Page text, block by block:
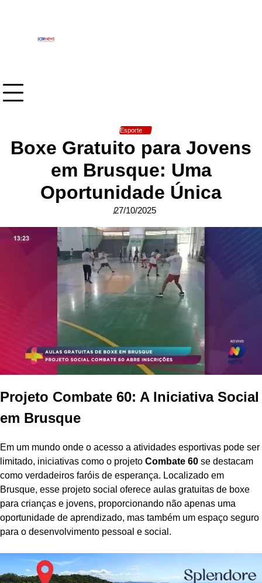
Esporte
Boxe Gratuito para Jovens
em Brusque: Uma
Oportunidade Única
27/10/2025
Projeto Combate 60: A Iniciativa Social
em Brusque
Em um mundo onde o acesso a atividades esportivas pode ser
limitado, iniciativas como o projeto Combate 60 se destacam
como verdadeiros faróis de esperança. Localizado em
Brusque, esse projeto social oferece aulas gratuitas de boxe
para crianças e jovens, proporcionando não apenas uma
oportunidade de aprendizado, mas também um espaço seguro
para o desenvolvimento pessoal e social.